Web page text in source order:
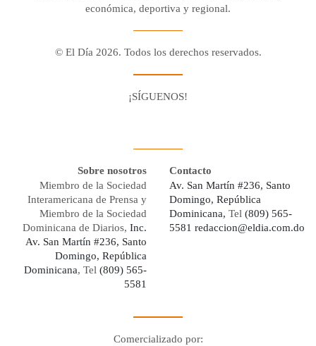
económica, deportiva y regional.
© El Día 2026. Todos los derechos reservados.
¡SÍGUENOS!
Sobre nosotros
Miembro de la Sociedad
Interamericana de Prensa y
Miembro de la Sociedad
Dominicana de Diarios, Inc.
Av. San Martín #236, Santo
Domingo, República
Dominicana, Tel (809) 565-
5581
Contacto
Av. San Martín #236, Santo
Domingo, República
Dominicana, Tel (809) 565-
5581 redaccion@eldia.com.do
Comercializado por: